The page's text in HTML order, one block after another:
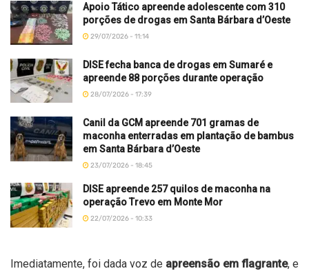
Apoio Tático apreende adolescente com 310
porções de drogas em Santa Bárbara d’Oeste
29/07/2026 - 11:14
DISE fecha banca de drogas em Sumaré e
apreende 88 porções durante operação
28/07/2026 - 17:39
Canil da GCM apreende 701 gramas de
maconha enterradas em plantação de bambus
em Santa Bárbara d’Oeste
23/07/2026 - 18:45
DISE apreende 257 quilos de maconha na
operação Trevo em Monte Mor
22/07/2026 - 10:33
Imediatamente, foi dada voz de apreensão em flagrante, e